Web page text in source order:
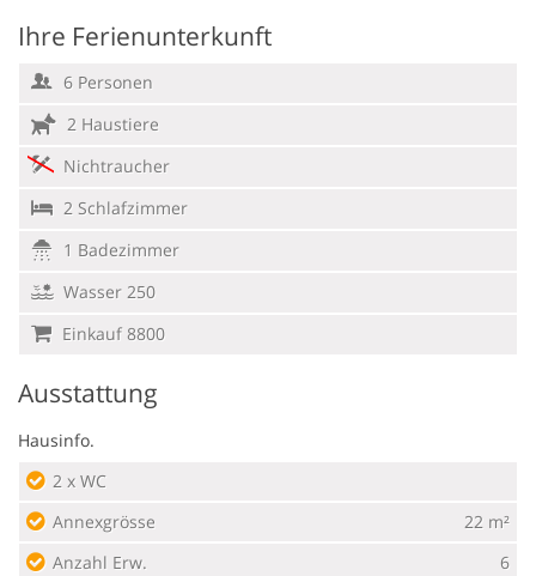
Ihre Ferienunterkunft
6 Personen
2 Haustiere
Nichtraucher
2 Schlafzimmer
1 Badezimmer
Wasser 250
Einkauf 8800
Ausstattung
Hausinfo.
2 x WC
Annexgrösse
22 m²
Anzahl Erw.
6